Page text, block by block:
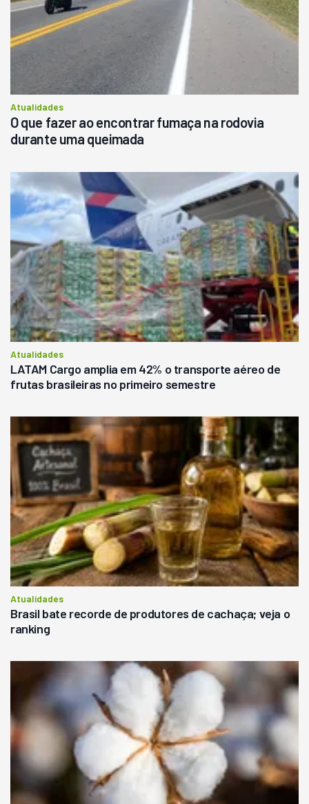
Atualidades
O que fazer ao encontrar fumaça na rodovia
durante uma queimada
Atualidades
LATAM Cargo amplia em 42% o transporte aéreo de
frutas brasileiras no primeiro semestre
Atualidades
Brasil bate recorde de produtores de cachaça; veja o
ranking